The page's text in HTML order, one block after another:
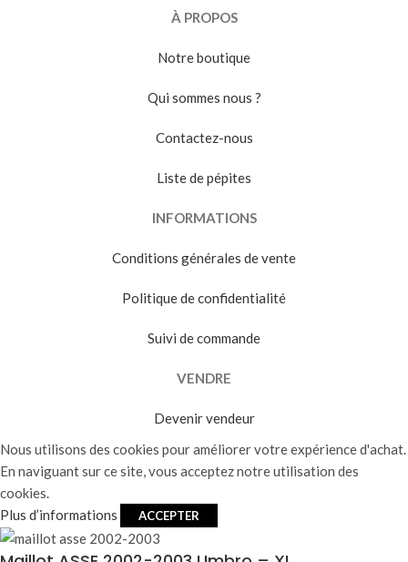
À PROPOS
Notre boutique
Qui sommes nous ?
Contactez-nous
Liste de pépites
INFORMATIONS
Conditions générales de vente
Politique de confidentialité
Suivi de commande
VENDRE
Devenir vendeur
Nous utilisons des cookies pour améliorer votre expérience d'achat.
En naviguant sur ce site, vous acceptez notre utilisation des
cookies.
Plus d’informations
ACCEPTER